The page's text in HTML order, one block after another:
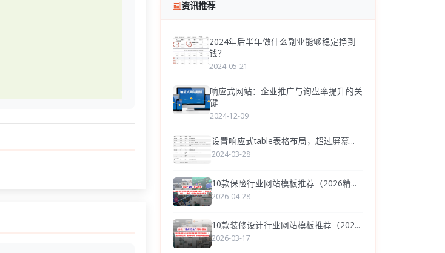
资讯推荐
2024年后半年做什么副业能够稳定挣到
钱？
2024-05-21
响应式网站：企业推广与询盘率提升的关
键
2024-12-09
设置响应式table表格布局，超过屏幕...
2024-03-28
10款保险行业网站模板推荐（2026精...
2026-04-28
10款装修设计行业网站模板推荐（202...
2026-03-17